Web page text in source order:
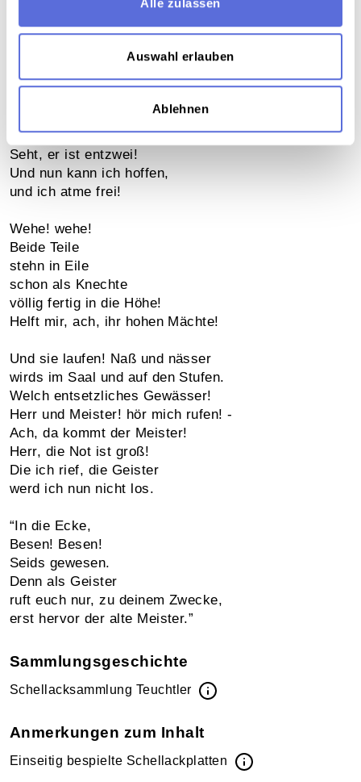
Alle zulassen
Auswahl erlauben
Ablehnen
und das alte Holz behende
mit dem scharfen Beile spalten.
Seht, da kommt er schleppend wieder!
Wie ich mich nur auf dich werfe,
krachend trifft die glatte Schärfe.
Wahrlich! brav getroffen!
Seht, er ist entzwei!
Und nun kann ich hoffen,
und ich atme frei!
Wehe! wehe!
Beide Teile
stehn in Eile
schon als Knechte
völlig fertig in die Höhe!
Helft mir, ach, ihr hohen Mächte!
Und sie laufen! Naß und nässer
wirds im Saal und auf den Stufen.
Welch entsetzliches Gewässer!
Herr und Meister! hör mich rufen! -
Ach, da kommt der Meister!
Herr, die Not ist groß!
Die ich rief, die Geister
werd ich nun nicht los.
“In die Ecke,
Besen! Besen!
Seids gewesen.
Denn als Geister
ruft euch nur, zu deinem Zwecke,
erst hervor der alte Meister.”
Sammlungsgeschichte
Schellacksammlung Teuchtler
Anmerkungen zum Inhalt
Einseitig bespielte Schellackplatten